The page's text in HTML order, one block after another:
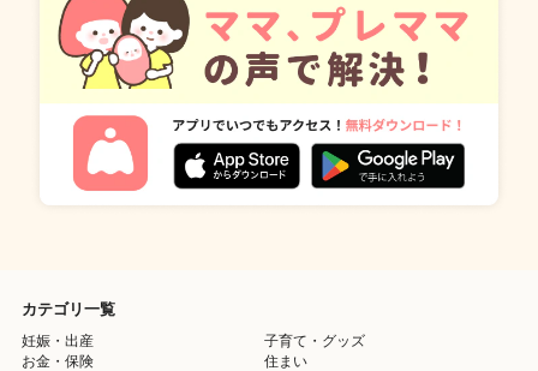
カテゴリ一覧
妊娠・出産
子育て・グッズ
お金・保険
住まい